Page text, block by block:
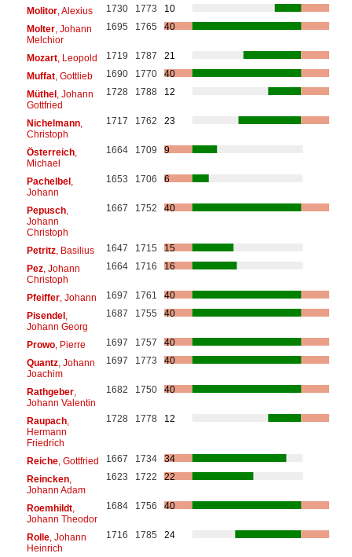
Molitor, Alexius 1730 1773
10
Molter, Johann
Melchior
1695 1765 40
Mozart, Leopold 1719 1787
21
Muffat, Gottlieb 1690 1770
40
Müthel, Johann
Gottfried
1728 1788 12
Nichelmann,
Christoph
1717 1762 23
Österreich,
Michael
1664 1709 9
Pachelbel,
Johann
1653 1706 6
Pepusch,
Johann
Christoph
1667 1752 40
Petritz, Basilius 1647 1715
15
Pez, Johann
Christoph
1664 1716 16
Pfeiffer, Johann 1697 1761
40
Pisendel,
Johann Georg
1687 1755 40
Prowo, Pierre 1697 1757
40
Quantz, Johann
Joachim
1697 1773 40
Rathgeber,
Johann Valentin
1682 1750 40
Raupach,
Hermann
Friedrich
1728 1778 12
Reiche, Gottfried 1667 1734
34
Reincken,
Johann Adam
1623 1722 22
Roemhildt,
Johann Theodor
1684 1756 40
Rolle, Johann
Heinrich
1716 1785 24